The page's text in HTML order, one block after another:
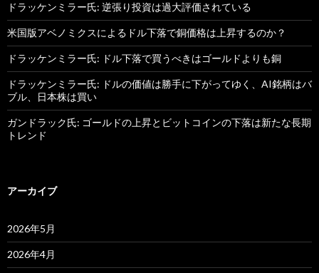
ドラッケンミラー氏: 逆張り投資は過大評価されている
米国版アベノミクスによるドル下落で銅価格は上昇するのか？
ドラッケンミラー氏: ドル下落で買うべきはゴールドよりも銅
ドラッケンミラー氏: ドルの価値は勝手に下がってゆく、AI銘柄はバ
ブル、日本株は買い
ガンドラック氏: ゴールドの上昇とビットコインの下落は新たな長期
トレンド
アーカイブ
2026年5月
2026年4月